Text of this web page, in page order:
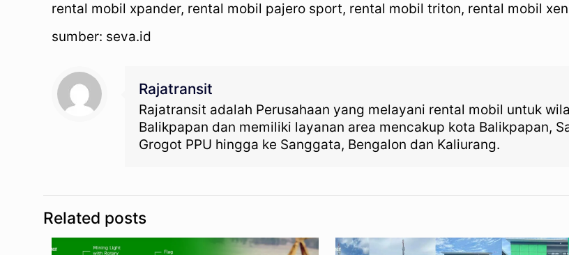
rental mobil xpander, rental mobil pajero sport, rental mobil triton, rental mobil
sumber: seva.id
Rajatransit
Rajatransit adalah Perusahaan yang melayani rental mobil untuk
Balikpapan dan memiliki layanan area mencakup kota Balikpapan,
Grogot PPU hingga ke Sanggata, Bengalon dan Kaliurang.
Related posts